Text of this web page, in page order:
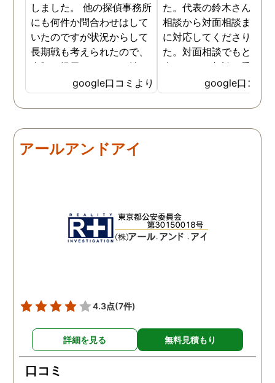
しました。 他の探偵事務所
にも何件か問合わせはして
いたのですが状況からして
長期戦も考えられたので、
金額を提示されそれが払え
ないとそもそも相談もでき
ない状態でした。 そんな中
ダメ元で同じ相談をした
してくださり、そして私が
持ってる情報から的確にア
を予想しながら調査してく
れて、実際に不貞の現場も
数回おさえることができと
らしいです。 また、さまざ
り、私の精神的なフォロー
だけでなく、その後の弁護
士の紹介やアドバイスもし
ていただき、これから夫と
google口コミより
た。代表の鈴木さんが電
相談から対面相談まです
に対応してくださりまし
た。対面相談でもとても
身になって相談に乗って
ださりすぐに契約といっ
こともなく金銭的な問題
ありましたので相談して
さりました。結果として
後どうですか？と連絡ま
して下さり応援してるか
ねと温かい言葉までかけ
お願いしたいと思ってお
ます。本当にありがとう
ざいました。
google口コミ
アールアンドアイ
4.3点(7件)
詳細を見る 無料見積もり
口コミ